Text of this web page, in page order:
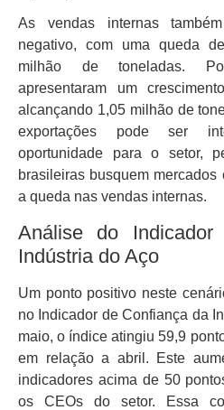
As vendas internas
negativo, com uma queda
milhão de toneladas.
apresentaram um
alcançando 1,05 milhão de
exportações pode ser
oportunidade para o setor,
brasileiras busquem
a queda nas vendas internas.
Análise do
Indústria do Aço
Um ponto positivo neste
no Indicador de Confiança da
maio, o índice atingiu 59,9
em relação a abril. Este
indicadores acima de 50
os CEOs do setor. Essa